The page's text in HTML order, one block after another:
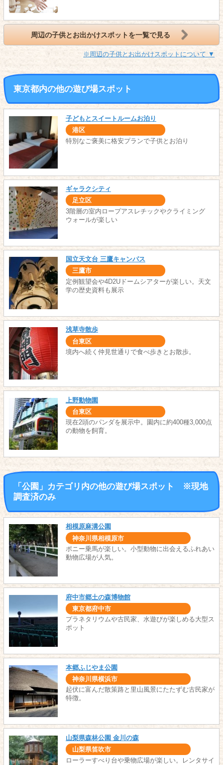
周辺の子供とお出かけスポットを一覧で見る
※周辺の子供とお出かけスポットについて ▼
東京都内の他の遊び場スポット
子どもとスイートルームお泊り
港区
特別なご褒美に格安プランで子供とお泊り
ギャラクシティ
足立区
3階層の室内ロープアスレチックやクライミング
ウォールが楽しい
国立天文台 三鷹キャンパス
三鷹市
定例観望会や4D2Uドームシアターが楽しい。天文
学の歴史資料も展示
浅草寺散歩
台東区
境内へ続く仲見世通りで食べ歩きとお散歩。
上野動物園
台東区
現在2頭のパンダを展示中。園内に約400種3,000点
の動物を飼育。
「公園」カテゴリ内の他の遊び場スポット ※現地
調査済のみ
相模原麻溝公園
神奈川県相模原市
ポニー乗馬が楽しい。小型動物に出会えるふれあい
動物広場が人気。
府中市郷土の森博物館
東京都府中市
プラネタリウムや古民家、水遊びが楽しめる大型ス
ポット
本郷ふじやま公園
神奈川県横浜市
起伏に富んだ散策路と里山風景にたたずむ古民家が
特徴。
山梨県森林公園 金川の森
山梨県笛吹市
ローラーすべり台や乗物広場が楽しい。レンタサイ